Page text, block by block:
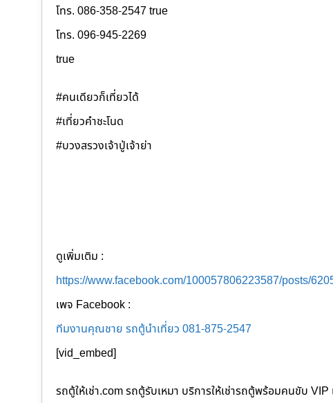
โทร. 086-358-2547 true
โทร. 096-945-2269
true
#คนเดียวก็เที่ยวได้
#เที่ยวคำชะโนด
#บวงสรวงเจ้าปู่เจ้าย่า
ดูเพิ่มเติม :
https://www.facebook.com/100057806223587/posts/
เพจ Facebook :
ทีมงานคุณชาย รถตู้นำเที่ยว 081-875-2547
[vid_embed]
รถตู้ให้เช่า.com รถตู้รับเหมา บริการให้เช่ารถตู้พร้อมคนขับ